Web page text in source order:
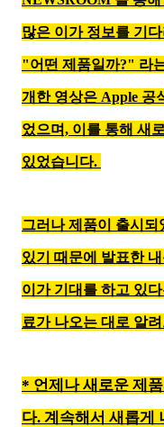
많은 이가 정보를 기
"어떤 제품일까?" 라
개한 영상은 Apple 공
었으며, 이를 통해 새
있었습니다.
그러나 제품이 출시
있기 때문에 발표한
이가 기대를 하고 있
료가 나오는 대로 알
* 언제나 새로운 제
다. 계속해서 새롭게